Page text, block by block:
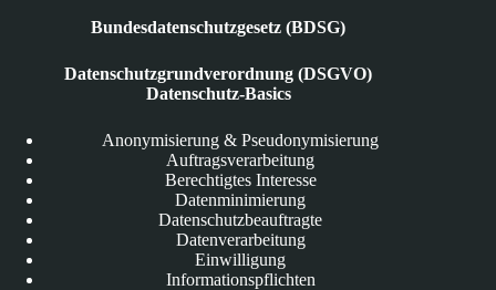
Bundesdatenschutzgesetz (BDSG)
Datenschutzgrundverordnung (DSGVO)
Datenschutz-Basics
Anonymisierung & Pseudonymisierung
Auftragsverarbeitung
Berechtigtes Interesse
Datenminimierung
Datenschutzbeauftragte
Datenverarbeitung
Einwilligung
Informationspflichten